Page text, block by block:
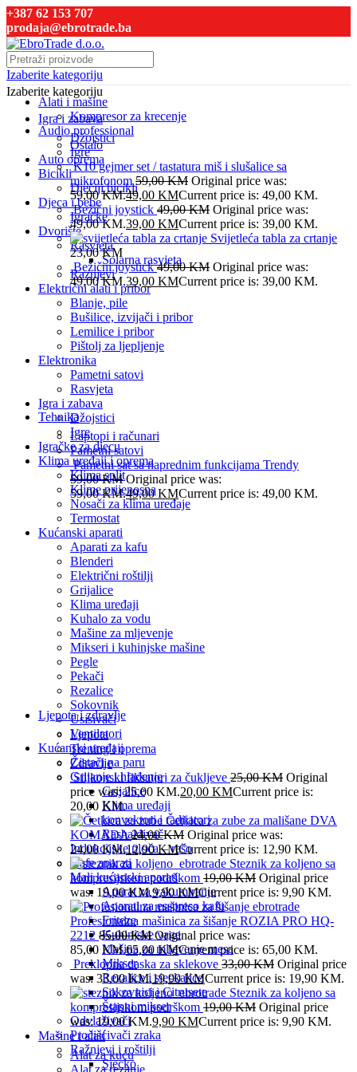
+387 62 153 707
prodaja@ebrotrade.ba
Izaberite kategoriju
Alati i mašine
Kompresor za krecenje
Audio professional
Ostalo
Auto oprema
Bicikli
Dječiji bicikli
Djeca i bebe
Igračke
Dvorište
Rasvjeta
Solarna rasvjeta
Raznjevi
Električni alati i pribor
Blanje, pile
Bušilice, izvijači i pribor
Lemilice i pribor
Pištolj za ljepljenje
Elektronika
Pametni satovi
Rasvjeta
Igra i zabava
Džojstici
Igre
Igračke za djecu
Klima uređaji i oprema
Klima split
Klime prijenosna
Nosači za klima uređaje
Termostat
Kućanski aparati
Aparati za kafu
Blenderi
Električni roštilji
Grijalice
Klima uređaji
Kuhalo za vodu
Mašine za mljevenje
Mikseri i kuhinjske mašine
Pegle
Pekači
Rezalice
Sokovnik
Usisivači
Ventilatori
Kućanski uređaji
Čistači na paru
Grijanje i hlađenje
Grijalice
Klima uređaji
konvektori i radijatori
Rashalđivač
Indukcijske ploča – rešo
Kafe aparati
Mali kućanski aparati
Aparat za vakumiranje
Aparati za esspreso kafu
Friteze
Kuhinjske vage
Mašina za mljevenje mesa
Mikser
Rezalice i sjeckalice
Sokovnici i Citrusete
Štapni mikser
Odvlaživači
Pročišćivači zraka
Ražnjevi i roštilji
Sjecko
Izaberite kategoriju
Igra i zabava
Džojstici
Igre
K10 gejmer set / tastatura miš i slušalice sa
mikrofonom59,00KM Original price was:
59,00 KM.49,00 KMCurrent price is: 49,00 KM.
Bežični joystick 49,00KM Original price was:
49,00 KM.39,00 KMCurrent price is: 39,00 KM.
Svijetleća tabla za crtanje
23,00KM
Bežični joystick49,00KM Original price was:
49,00 KM.39,00 KMCurrent price is: 39,00 KM.
Tehnika
Laptopi i računari
Pametni satovi
Pametni sat sa naprednim funkcijama Trendy
59,00KM Original price was:
59,00 KM.49,00KMCurrent price is: 49,00 KM.
Ljepota i zdravlje
Ljepota
Trening i oprema
Zdravlje
Silikonski fiksatori za čukljeve 25,00KM Original
price was: 25,00 KM.20,00 KMCurrent price is:
20,00 KM.
Četkica za zube za mališane DVA
KOMADA24,00KM Original price was:
24,00 KM.12,90KMCurrent price is: 12,90 KM.
Steznik za koljeno sa
kompresijskom podrškom 19,00KM Original price
was: 19,00 KM.9,90KMCurrent price is: 9,90 KM.
Profesionalna mašinica za šišanje ROZIA PRO HQ-
2212 85,00KM Original price was:
85,00 KM.65,00KMCurrent price is: 65,00 KM.
Preklopna daska za sklekove 33,00KM Original price
was: 33,00 KM.19,90KMCurrent price is: 19,90 KM.
Steznik za koljeno sa
kompresijskom podrškom 19,00KM Original price
was: 19,00 KM.9,90 KMCurrent price is: 9,90 KM.
Mašine i alati
Alat za kuću
Alat za rezanje